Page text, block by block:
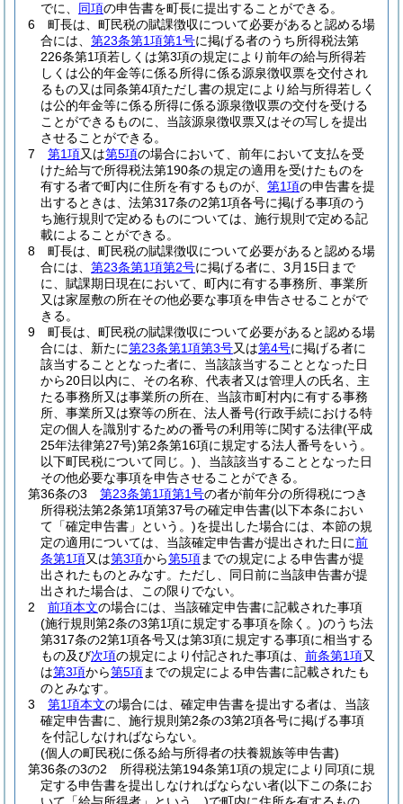
でに、 同項の申告書を町長に提出することができる。
6
町長は、町民税の賦課徴収について必要があると認める場
合には、 第23条第1項第1号に掲げる者のうち所得税法第
226条第1項若しくは第3項の規定により前年の給与所得若
しくは公的年金等に係る所得に係る源泉徴収票を交付され
るもの又は同条第4項ただし書の規定により給与所得若しく
は公的年金等に係る所得に係る源泉徴収票の交付を受ける
ことができるものに、当該源泉徴収票又はその写しを提出
させることができる。
7
第1項又は第5項の場合において、前年において支払を受
けた給与で所得税法第190条の規定の適用を受けたものを
有する者で町内に住所を有するものが、 第1項の申告書を提
出するときは、法第317条の2第1項各号に掲げる事項のう
ち施行規則で定めるものについては、施行規則で定める記
載によることができる。
8
町長は、町民税の賦課徴収について必要があると認める場
合には、 第23条第1項第2号に掲げる者に、3月15日まで
に、賦課期日現在において、町内に有する事務所、事業所
又は家屋敷の所在その他必要な事項を申告させることがで
きる。
9
町長は、町民税の賦課徴収について必要があると認める場
合には、新たに第23条第1項第3号又は第4号に掲げる者に
該当することとなった者に、当該該当することとなった日
から20日以内に、その名称、代表者又は管理人の氏名、主
たる事務所又は事業所の所在、当該市町村内に有する事務
所、事業所又は寮等の所在、法人番号(行政手続における特
定の個人を識別するための番号の利用等に関する法律(平成
25年法律第27号)第2条第16項に規定する法人番号をいう。
以下町民税について同じ。) 、当該該当することとなった日
その他必要な事項を申告させることができる。
第36条の3
第23条第1項第1号の者が前年分の所得税につき
所得税法第2条第1項第37号の確定申告書(以下本条におい
て「確定申告書」という。)を提出した場合には、本節の規
定の適用については、当該確定申告書が提出された日に前
条第1項又は第3項から第5項までの規定による申告書が提
出されたものとみなす。 ただし、同日前に当該申告書が提
出された場合は、この限りでない。
2
前項本文の場合には、当該確定申告書に記載された事項
(施行規則第2条の3第1項に規定する事項を除く。)のうち法
第317条の2第1項各号又は第3項に規定する事項に相当する
もの及び次項の規定により付記された事項は、 前条第1項又
は第3項から第5項までの規定による申告書に記載されたも
のとみなす。
3
第1項本文の場合には、確定申告書を提出する者は、当該
確定申告書に、施行規則第2条の3第2項各号に掲げる事項
を付記しなければならない。
(個人の町民税に係る給与所得者の扶養親族等申告書)
第36条の3の2
所得税法第194条第1項の規定により同項に規
定する申告書を提出しなければならない者(以下この条にお